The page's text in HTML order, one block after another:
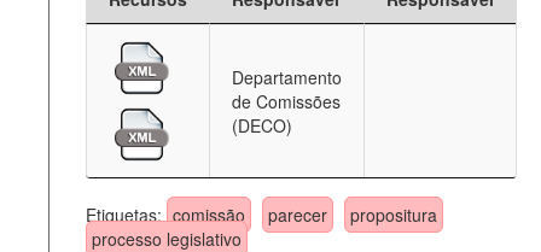
Departamento
de Comissões
(DECO)
Etiquetas: comissão parecer
propositura
processo legislativo